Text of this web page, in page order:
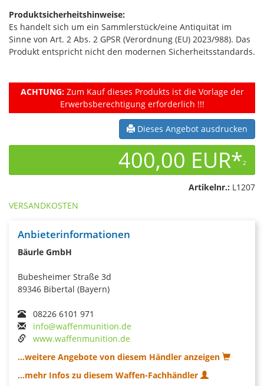
Produktsicherheitshinweise:
Es handelt sich um ein Sammlerstück/eine Antiquität im
Sinne von Art. 2 Abs. 2 GPSR (Verordnung (EU) 2023/988). Das
Produkt entspricht nicht den modernen Sicherheitsstandards.
ACHTUNG:Zum Kauf dieses Produkts ist die Vorlage der
Erwerbsberechtigung erforderlich !!!
Dieses Angebot ausdrucken
400,00 EUR*2
Artikelnr.: L1207
VERSANDKOSTEN
Anbieterinformationen
Bäurle GmbH
Bubesheimer Straße 3d
89346 Bibertal (Bayern)
08226 6101 971
info@waffenmunition.de
www.waffenmunition.de
...weitere Angebote von diesem Händler anzeigen
...mehr Infos zu diesem Waffen-Fachhändler